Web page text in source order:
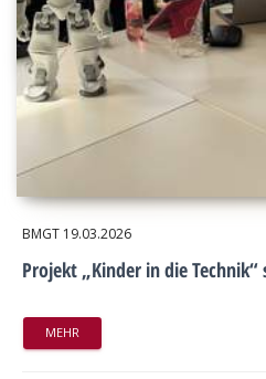
BMGT 19.03.2026
Projekt „Kinder in die
MEHR